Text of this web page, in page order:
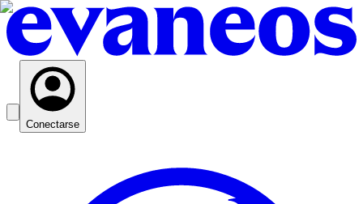
Conectarse